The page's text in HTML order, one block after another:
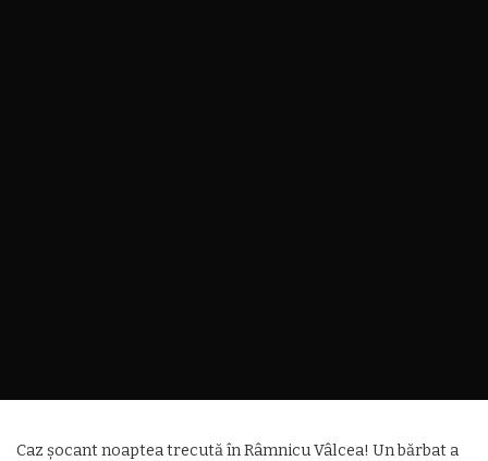
Caz șocant noaptea trecută în Râmnicu Vâlcea! Un bărbat a